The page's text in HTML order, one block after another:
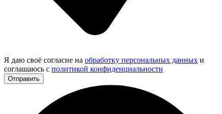
Я даю своё согласие на обработку персональных данных и
соглашаюсь с политикой конфиденциальности